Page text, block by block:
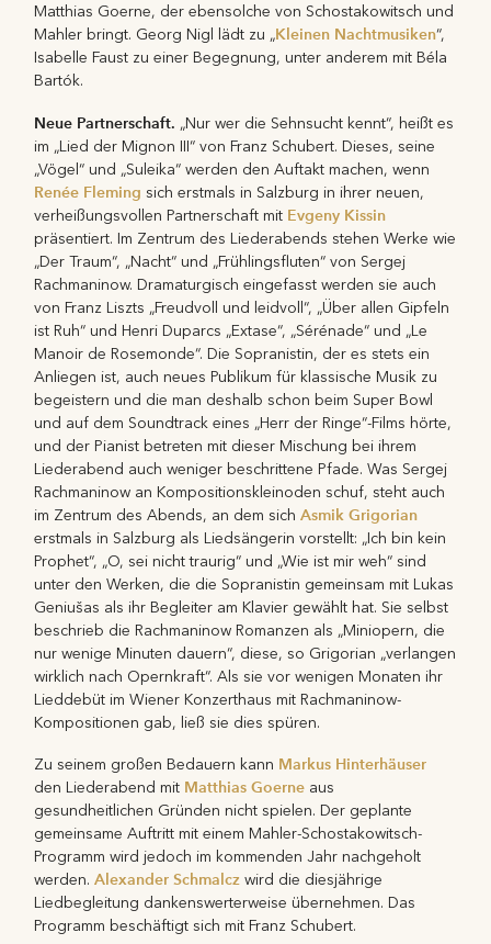
Matthias Goerne, der ebensolche von Schostakowitsch und
Mahler bringt. Georg Nigl lädt zu „Kleinen Nachtmusiken“,
Isabelle Faust zu einer Begegnung, unter anderem mit Béla
Bartók.
Neue Partnerschaft. „Nur wer die Sehnsucht kennt“, heißt es
im „Lied der Mignon III“ von Franz Schubert. Dieses, seine
„Vögel“ und „Suleika“ werden den Auftakt machen, wenn
Renée Fleming sich erstmals in Salzburg in ihrer neuen,
verheißungsvollen Partnerschaft mit Evgeny Kissin
präsentiert. Im Zentrum des Liederabends stehen Werke wie
„Der Traum“, „Nacht“ und „Frühlingsfluten“ von Sergej
Rachmaninow. Dramaturgisch eingefasst werden sie auch
von Franz Liszts „Freudvoll und leidvoll“, „Über allen Gipfeln
ist Ruh“ und Henri Duparcs „Extase“, „Sérénade“ und „Le
Manoir de Rosemonde“. Die Sopranistin, der es stets ein
Anliegen ist, auch neues Publikum für klassische Musik zu
begeistern und die man deshalb schon beim Super Bowl
und auf dem Soundtrack eines „Herr der Ringe“-Films hörte,
und der Pianist betreten mit dieser Mischung bei ihrem
Liederabend auch weniger beschrittene Pfade. Was Sergej
Rachmaninow an Kompositionskleinoden schuf, steht auch
im Zentrum des Abends, an dem sichAsmik Grigorian
erstmals in Salzburg als Liedsängerin vorstellt: „Ich bin kein
Prophet“, „O, sei nicht traurig“ und „Wie ist mir weh“ sind
unter den Werken, die die Sopranistin gemeinsam mit Lukas
Geniušas als ihr Begleiter am Klavier gewählt hat. Sie selbst
beschrieb die Rachmaninow Romanzen als „Miniopern, die
nur wenige Minuten dauern“, diese, so Grigorian „verlangen
wirklich nach Opernkraft“. Als sie vor wenigen Monaten ihr
Lieddebüt im Wiener Konzerthaus mit Rachmaninow-
Kompositionen gab, ließ sie dies spüren.
Zu seinem großen Bedauern kann Markus Hinterhäuser
den Liederabend mit Matthias Goerne aus
gesundheitlichen Gründen nicht spielen. Der geplante
gemeinsame Auftritt mit einem Mahler-Schostakowitsch-
Programm wird jedoch im kommenden Jahr nachgeholt
werden.Alexander Schmalcz wird die diesjährige
Liedbegleitung dankenswerterweise übernehmen. Das
Programm beschäftigt sich mit Franz Schubert.